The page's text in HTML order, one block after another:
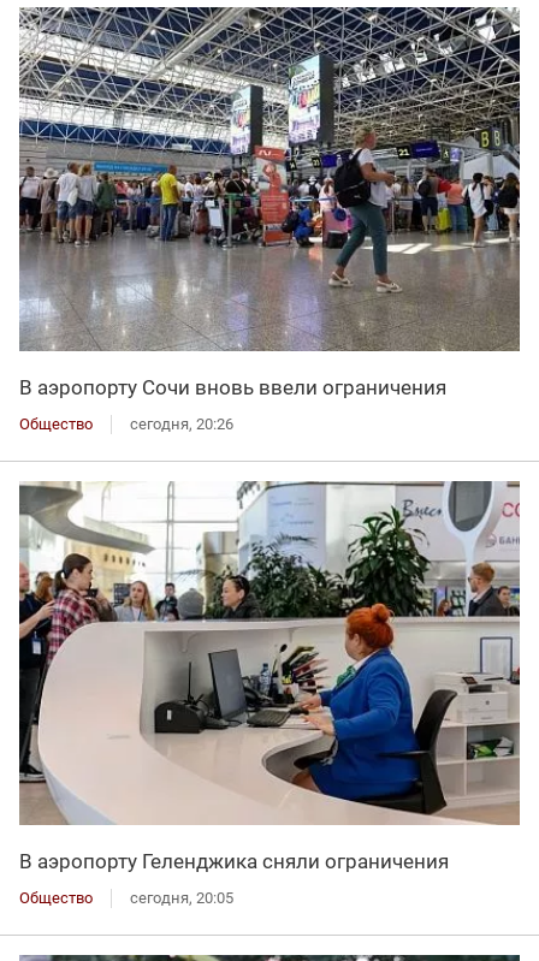
В аэропорту Сочи вновь ввели ограничения
Общество сегодня, 20:26
В аэропорту Геленджика сняли ограничения
Общество сегодня, 20:05